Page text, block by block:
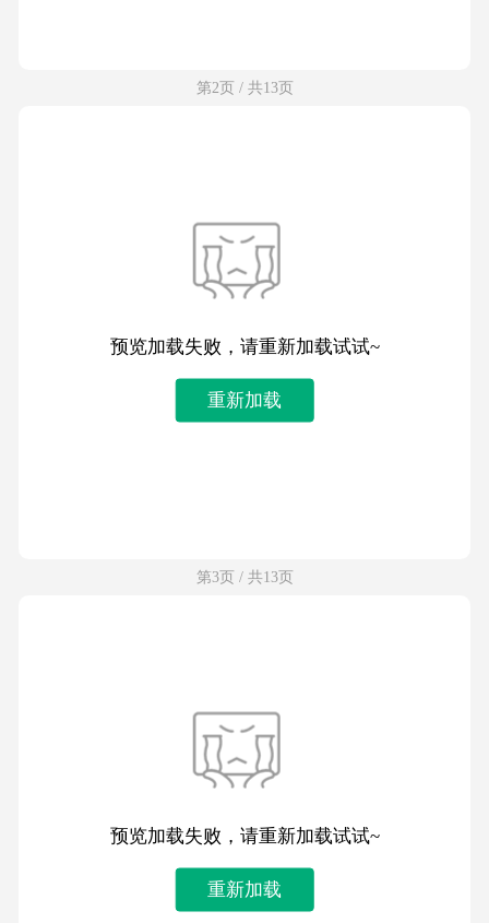
第2页 / 共13页
预览加载失败，请重新加载试试~
重新加载
第3页 / 共13页
预览加载失败，请重新加载试试~
重新加载